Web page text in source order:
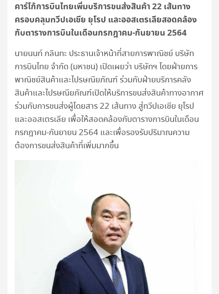
คาร์โก้การบินไทยเพิ่มบริการขนส่งสินค้า22 เส้นทาง
ครอบคลุมทวีปเอเชีย ยุโรป และออสเตรเลียสอดคล้อง
กับตารางการบินในเดือนกรกฎาคม-กันยายน 2564
นายนนท์ กลินทะ ประธานเจ้าหน้าที่สายการพาณิชย์ บริษัท
การบินไทย จำกัด (มหาชน) เปิดเผยว่า บริษัทฯ โดยฝ่ายการ
พาณิชย์สินค้าและไปรษณียภัณฑ์ ร่วมกับฝ่ายบริการคลัง
สินค้าและไปรษณียภัณฑ์เปิดให้บริการขนส่งสินค้าทางอากาศ
ร่วมกับการขนส่งผู้โดยสาร 22 เส้นทาง สู่ทวีปเอเชีย ยุโรป
และออสเตรเลีย เพื่อให้สอดคล้องกับตารางการบินในเดือน
กรกฎาคม-กันยายน 2564 และเพื่อรองรับปริมาณความ
ต้องการขนส่งสินค้าที่เพิ่มมากขึ้น